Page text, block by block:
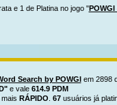
e 1 de Platina no jogo "POWGI
Search by POWGIem 2898
e vale 614.9 PDM
mais RÁPIDO 67usuários já